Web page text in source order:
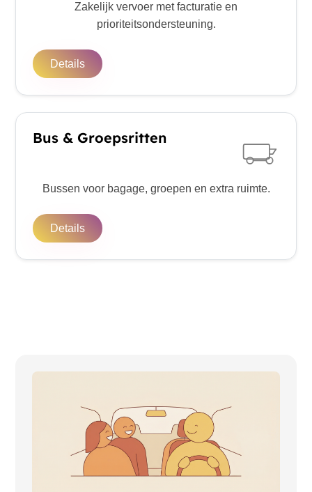
Zakelijk vervoer met facturatie en
prioriteitsondersteuning.
Details
Bus & Groepsritten
Bussen voor bagage, groepen en extra ruimte.
Details